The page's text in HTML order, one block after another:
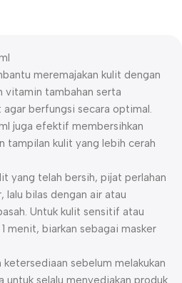
meremajakan kulit dengan
vitamin tambahan serta
berfungsi secara optimal.
juga efektif membersihkan
tampilan kulit yang lebih cerah
yang telah bersih, pijat perlahan
lalu bilas dengan air atau
Untuk kulit sensitif atau
menit, biarkan sebagai masker
sebelum melakukan
untuk selalu menyediakan produk